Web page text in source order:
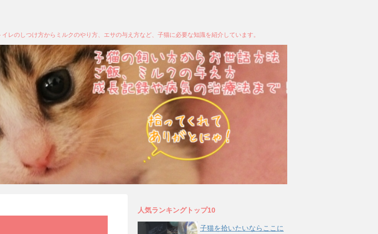
レのしつけ方からミルクのやり方、エサの与え方など、子猫に必要な知識を紹介しています。
人気ランキングトップ10
子猫を拾いたいならここに